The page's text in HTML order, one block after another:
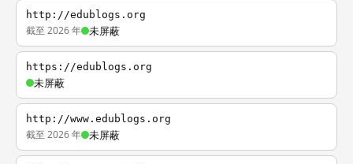
http://edublogs.org
截至 2026 年 未屏蔽
https://edublogs.org
未屏蔽
http://www.edublogs.org
截至 2026 年 未屏蔽